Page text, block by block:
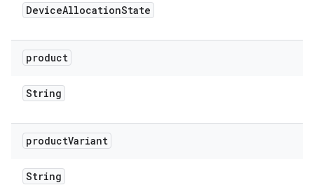
DeviceAllocationState
product
String
productVariant
String